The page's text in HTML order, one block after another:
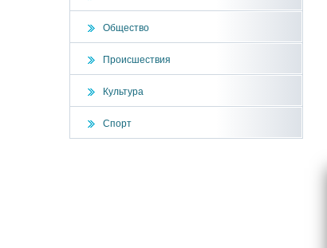
Общество
Происшествия
Культура
Спорт